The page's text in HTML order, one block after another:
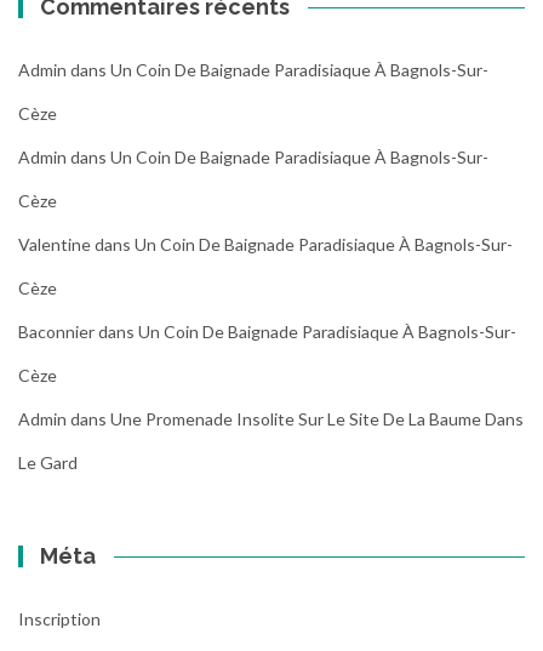
Commentaires récents
Admin dans Un Coin De Baignade Paradisiaque À Bagnols-Sur-
Cèze
Admin dans Un Coin De Baignade Paradisiaque À Bagnols-Sur-
Cèze
Valentinedans Un Coin De Baignade Paradisiaque À Bagnols-Sur-
Cèze
Baconnierdans Un Coin De Baignade Paradisiaque À Bagnols-Sur-
Cèze
Admin dans Une Promenade Insolite Sur Le Site De La Baume Dans
Le Gard
Méta
Inscription